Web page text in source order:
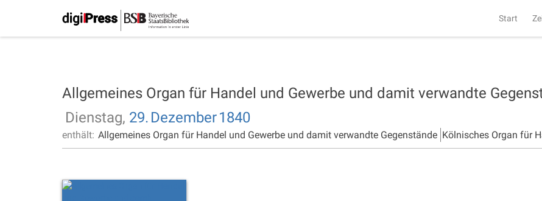
Start
Allgemeines Organ für Handel und Gewerbe und damit verwandte
Dienstag, 29. Dezember1840
enthält: Allgemeines Organ für Handel und Gewerbe und damit verwandte Gegenstände Kölnisches Organ für